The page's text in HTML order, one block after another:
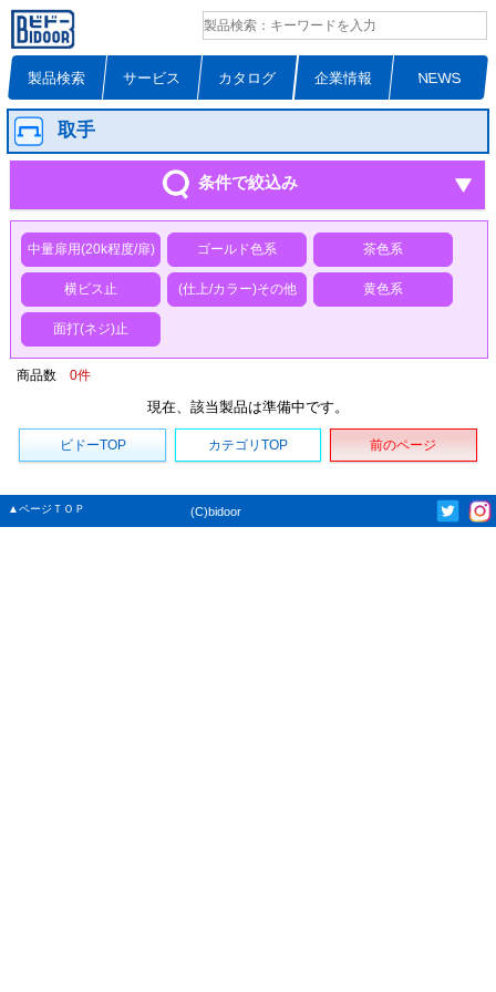
製品検索 サービス カタログ 企業情報 NEWS
取手
条件で絞込み
中量扉用(20k程度/扉) ゴールド色系 茶色系
横ビス止 (仕上/カラー)その他 黄色系
面打(ネジ)止
商品数 0件
現在、該当製品は準備中です。
ビドーTOP カテゴリTOP 前のページ
▲ページＴＯＰ (C)bidoor